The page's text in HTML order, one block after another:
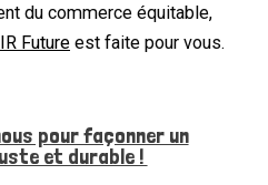
du commerce équitable,
Future est faite pour vous.
pour façonner un
et durable !